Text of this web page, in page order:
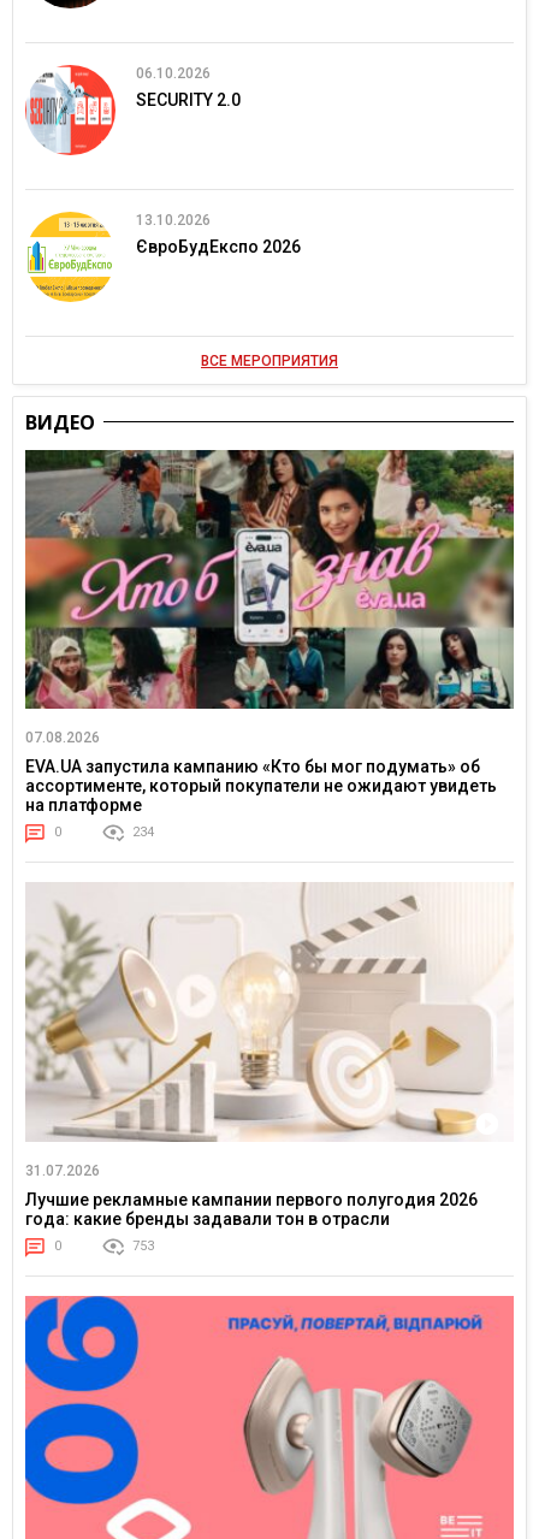
06.10.2026
SECURITY 2.0
13.10.2026
ЄвроБудЕкспо 2026
ВСЕ МЕРОПРИЯТИЯ
ВИДЕО
07.08.2026
EVA.UA запустила кампанию «Кто бы мог подумать» об
ассортименте, который покупатели не ожидают увидеть
на платформе
0 234
31.07.2026
Лучшие рекламные кампании первого полугодия 2026
года: какие бренды задавали тон в отрасли
0 753